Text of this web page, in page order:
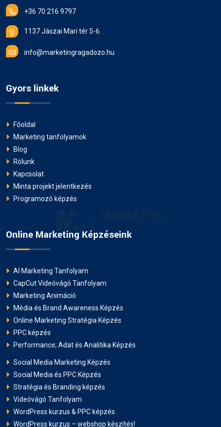
+36 70 216 9797
1137 Jászai Mari tér 5-6.
info@marketingragadozo.hu
Gyors linkek
Főoldal
Marketing tanfolyamok
Blog
Rólunk
Kapcsolat
Minta projekt jelentkezés
Programozó képzés
Online Marketing Képzéseink
AI Marketing Tanfolyam
CapCut Videóvágó Tanfolyam
Marketing Animáció
Média és Brand Awareness Képzés
Online Marketing Stratégia Képzés
PPC képzés
Performance; Adat és Analitika Képzés
Social Media Marketing Képzés
Social Media és PPC Képzés
Stratégia és Branding képzés
Videóvágó Tanfolyam
WordPress kurzus & PPC képzés
WordPress kurzus – webshop készítés!